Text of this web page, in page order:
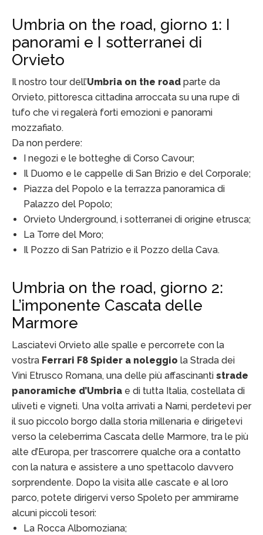
Umbria on the road, giorno 1: I
panorami e I sotterranei di
Orvieto
Il nostro tour dell’Umbria on the road parte da
Orvieto, pittoresca cittadina arroccata su una rupe di
tufo che vi regalerà forti emozioni e panorami
mozzafiato.
Da non perdere:
I negozi e le botteghe di Corso Cavour;
Il Duomo e le cappelle di San Brizio e del Corporale;
Piazza del Popolo e la terrazza panoramica di
Palazzo del Popolo;
Orvieto Underground, i sotterranei di origine etrusca;
La Torre del Moro;
Il Pozzo di San Patrizio e il Pozzo della Cava.
Umbria on the road, giorno 2:
L’imponente Cascata delle
Marmore
Lasciatevi Orvieto alle spalle e percorrete con la
vostra Ferrari F8 Spider a noleggio la Strada dei
Vini Etrusco Romana, una delle più affascinanti strade
panoramiche d’Umbria e di tutta Italia, costellata di
uliveti e vigneti. Una volta arrivati a Narni, perdetevi per
il suo piccolo borgo dalla storia millenaria e dirigetevi
verso la celeberrima Cascata delle Marmore, tra le più
alte d’Europa, per trascorrere qualche ora a contatto
con la natura e assistere a uno spettacolo davvero
sorprendente. Dopo la visita alle cascate e al loro
parco, potete dirigervi verso Spoleto per ammirarne
alcuni piccoli tesori:
La Rocca Albornoziana;